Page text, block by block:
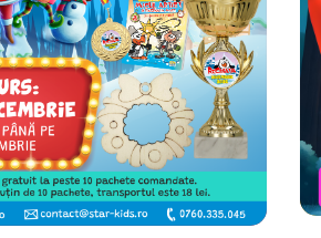
MICUL ARTIST